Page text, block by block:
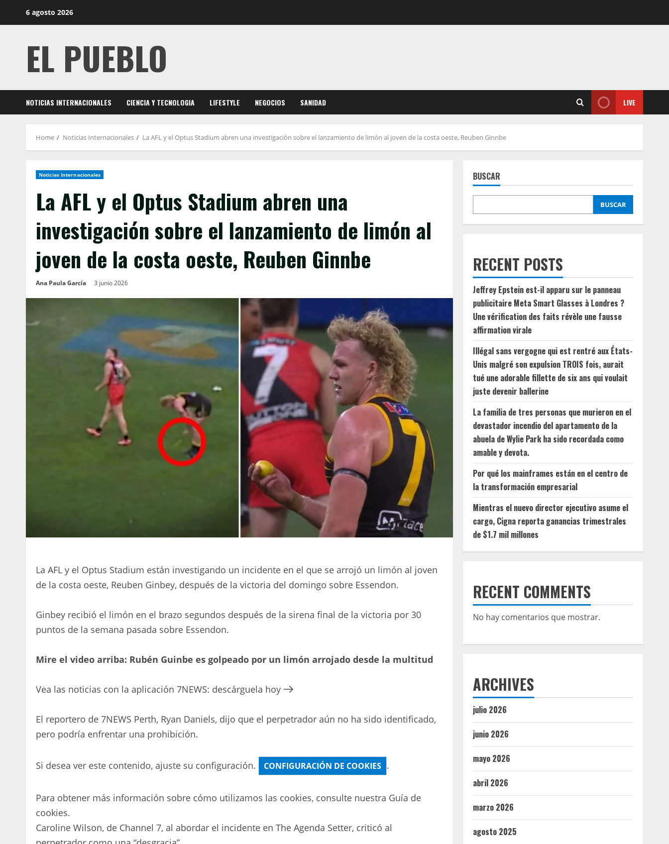
6 agosto 2026
EL PUEBLO
NOTICIAS INTERNACIONALES CIENCIA Y TECNOLOGIA LIFESTYLE NEGOCIOS SANIDAD LIVE
Home Noticias Internacionales La AFL y el Optus Stadium abren una investigación sobre el lanzamiento de limón al joven de la costa oeste, Reuben Ginnbe
Noticias Internacionales
La AFL y el Optus Stadium abren una
investigación sobre el lanzamiento de limón al
joven de la costa oeste, Reuben Ginnbe
Ana Paula García 3 junio 2026
La AFL y el Optus Stadium están investigando un incidente en el que se arrojó un limón al joven
de la costa oeste, Reuben Ginbey, después de la victoria del domingo sobre Essendon.
Ginbey recibió el limón en el brazo segundos después de la sirena final de la victoria por 30
puntos de la semana pasada sobre Essendon.
Mire el video arriba: Rubén Guinbe es golpeado por un limón arrojado desde la multitud
Vea las noticias con la aplicación 7NEWS: descárguela hoy
El reportero de 7NEWS Perth, Ryan Daniels, dijo que el perpetrador aún no ha sido identificado,
pero podría enfrentar una prohibición.
Si desea ver este contenido, ajuste su configuración. CONFIGURACIÓN DE COOKIES .
Para obtener más información sobre cómo utilizamos las cookies, consulte nuestra Guía de
cookies.
Caroline Wilson, de Channel 7, al abordar el incidente en The Agenda Setter, criticó al
BUSCAR
BUSCAR
RECENT POSTS
Jeffrey Epstein est-il apparu sur le panneau
publicitaire Meta Smart Glasses à Londres ?
Une vérification des faits révèle une fausse
affirmation virale
Illégal sans vergogne qui est rentré aux États-
Unis malgré son expulsion TROIS fois, aurait
tué une adorable fillette de six ans qui voulait
juste devenir ballerine
La familia de tres personas que murieron en el
devastador incendio del apartamento de la
abuela de Wylie Park ha sido recordada como
amable y devota.
Por qué los mainframes están en el centro de
la transformación empresarial
Mientras el nuevo director ejecutivo asume el
cargo, Cigna reporta ganancias trimestrales
de $1.7 mil millones
RECENT COMMENTS
No hay comentarios que mostrar.
ARCHIVES
julio 2026
junio 2026
mayo 2026
abril 2026
marzo 2026
agosto 2025